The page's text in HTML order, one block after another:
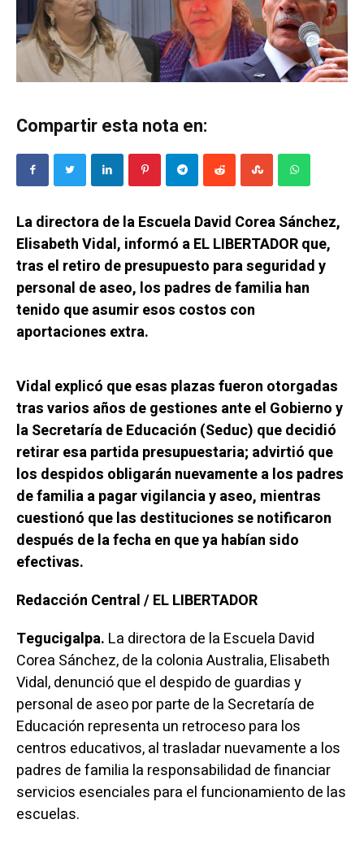
Compartir esta nota en:
La directora de la Escuela David Corea Sánchez,
Elisabeth Vidal, informó a EL LIBERTADOR que,
tras el retiro de presupuesto para seguridad y
personal de aseo, los padres de familia han
tenido que asumir esos costos con
aportaciones extra.
Vidal explicó que esas plazas fueron otorgadas
tras varios años de gestiones ante el Gobierno y
la Secretaría de Educación (Seduc) que decidió
retirar esa partida presupuestaria; advirtió que
los despidos obligarán nuevamente a los padres
de familia a pagar vigilancia y aseo, mientras
cuestionó que las destituciones se notificaron
después de la fecha en que ya habían sido
efectivas.
Redacción Central / EL LIBERTADOR
Tegucigalpa. La directora de la Escuela David
Corea Sánchez, de la colonia Australia, Elisabeth
Vidal, denunció que el despido de guardias y
personal de aseo por parte de la Secretaría de
Educación representa un retroceso para los
centros educativos, al trasladar nuevamente a los
padres de familia la responsabilidad de financiar
servicios esenciales para el funcionamiento de las
escuelas.